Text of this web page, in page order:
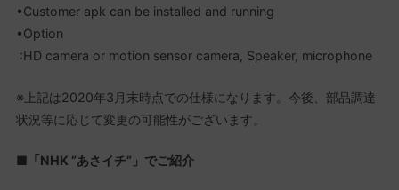
•Customer apk can be installed and running
•Option
:HD camera or motion sensor camera, Speaker, microphone
※上記は2020年3月末時点での仕様になります。今後、部品調達
状況等に応じて変更の可能性がございます。
■「NHK ”あさイチ”」でご紹介